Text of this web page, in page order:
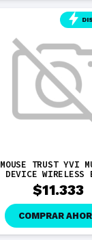
MOUSE TRUST YVI
DEVICE WIRELESS
$11.333
COMPRAR